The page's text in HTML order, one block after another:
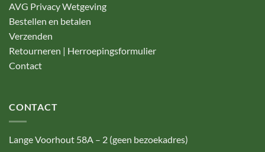
AVG Privacy Wetgeving
Bestellen en betalen
Verzenden
Retourneren | Herroepingsformulier
Contact
CONTACT
Lange Voorhout 58A – 2 (geen bezoekadres)